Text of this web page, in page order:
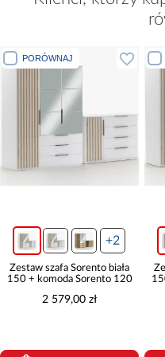
PORÓWNAJ
+2
Zestaw szafa Sorento biała
150 + komoda Sorento 120
2 579,00 zł